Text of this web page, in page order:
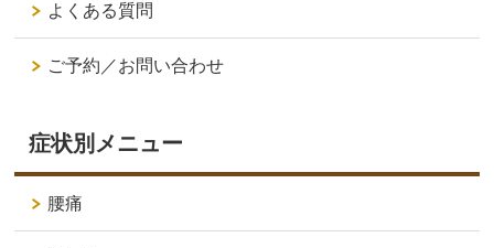
よくある質問
ご予約／お問い合わせ
症状別メニュー
腰痛